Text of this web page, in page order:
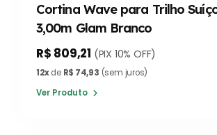
Cortina Wave para Trilho
3,00m Glam Branco
R$ 809,21 (PIX 10% OFF)
12xde R$ 74,93 (sem juros)
Ver Produto